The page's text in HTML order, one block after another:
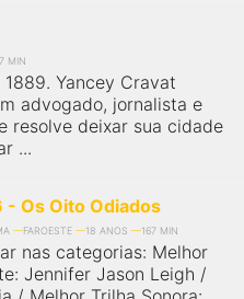
MIN
Yancey Cravat
advogado, jornalista e
resolve deixar sua cidade
...
- Os Oito Odiados
FAROESTE 18 ANOS 167 MIN
nas categorias: Melhor
Jennifer Jason Leigh /